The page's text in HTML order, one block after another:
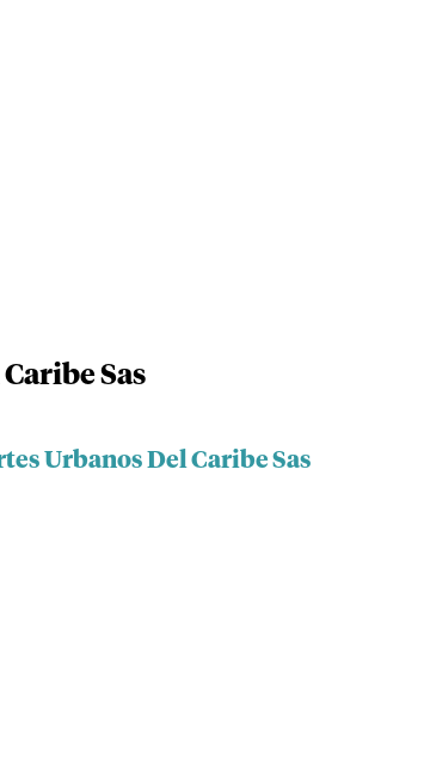
Sas
Urbanos Del Caribe Sas